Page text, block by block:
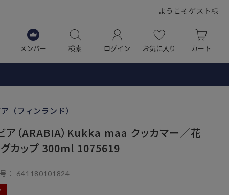
ようこそゲスト様
メンバー 検索 ログイン お気に入り カート
（フィンランド）
ア（ARABIA）Kukka maa クッカマー／花
カップ 300ml 1075619
641180101824